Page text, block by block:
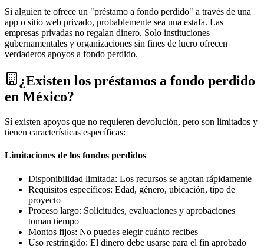
Si alguien te ofrece un "préstamo a fondo perdido" a través de una
app o sitio web privado, probablemente sea una estafa. Las
empresas privadas no regalan dinero. Solo instituciones
gubernamentales y organizaciones sin fines de lucro ofrecen
verdaderos apoyos a fondo perdido.
¿Existen los préstamos a fondo perdido
en México?
Sí existen apoyos que no requieren devolución, pero son limitados y
tienen características específicas:
Limitaciones de los fondos perdidos
Disponibilidad limitada: Los recursos se agotan rápidamente
Requisitos específicos: Edad, género, ubicación, tipo de
proyecto
Proceso largo: Solicitudes, evaluaciones y aprobaciones
toman tiempo
Montos fijos: No puedes elegir cuánto recibes
Uso restringido: El dinero debe usarse para el fin aprobado